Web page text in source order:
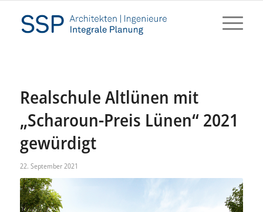
Realschule Altlünen mit
„Scharoun-Preis Lünen“ 2021
gewürdigt
22. September 2021